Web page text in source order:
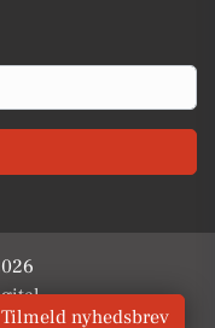
Tilmeld nyhedsbrev